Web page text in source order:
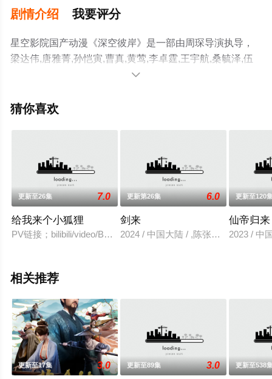
剧情介绍 我要评分
星空影院国产动漫《深空彼岸》是一部由周琛导演执导，
梁达伟,唐雅菁,孙恺寅,曹真,黄莺,李卓霆,王宇航,桑毓泽,伍
凯立,林子渝,杨博宇,李程远,苗子,潘丹妮,杜晴晴,黄蓉,张桐
高清无删减完整版动漫全集就上星空影视，更多相关信息

猜你喜欢
更新至26集 7.0
给我来个小狐狸
PV链接；bilibili/video/BV1UF411c7is
更新第26集 6.0
剑来
2024 / 中国大陆 / ,陈张太康,李敏,陈
更新至120
仙帝归
2023 / 中
相关推荐
更新至17集 3.0 更新至89集 3.0 更新至538